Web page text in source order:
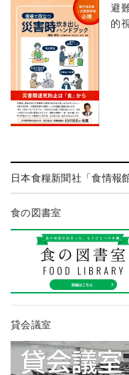
避
的
日本食糧新聞社「食情報館
食の図書室
貸会議室